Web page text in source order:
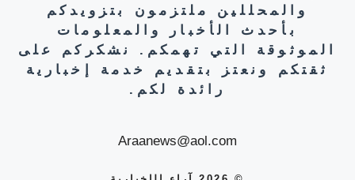
والمحللين ملتزمون بتزويدكم
بأحدث الأخبار والمعلومات
الموثوقة التي تهمكم. نشكركم على
ثقتكم ونعتز بتقديم خدمة إخبارية
رائدة لكم.
Araanews@aol.com